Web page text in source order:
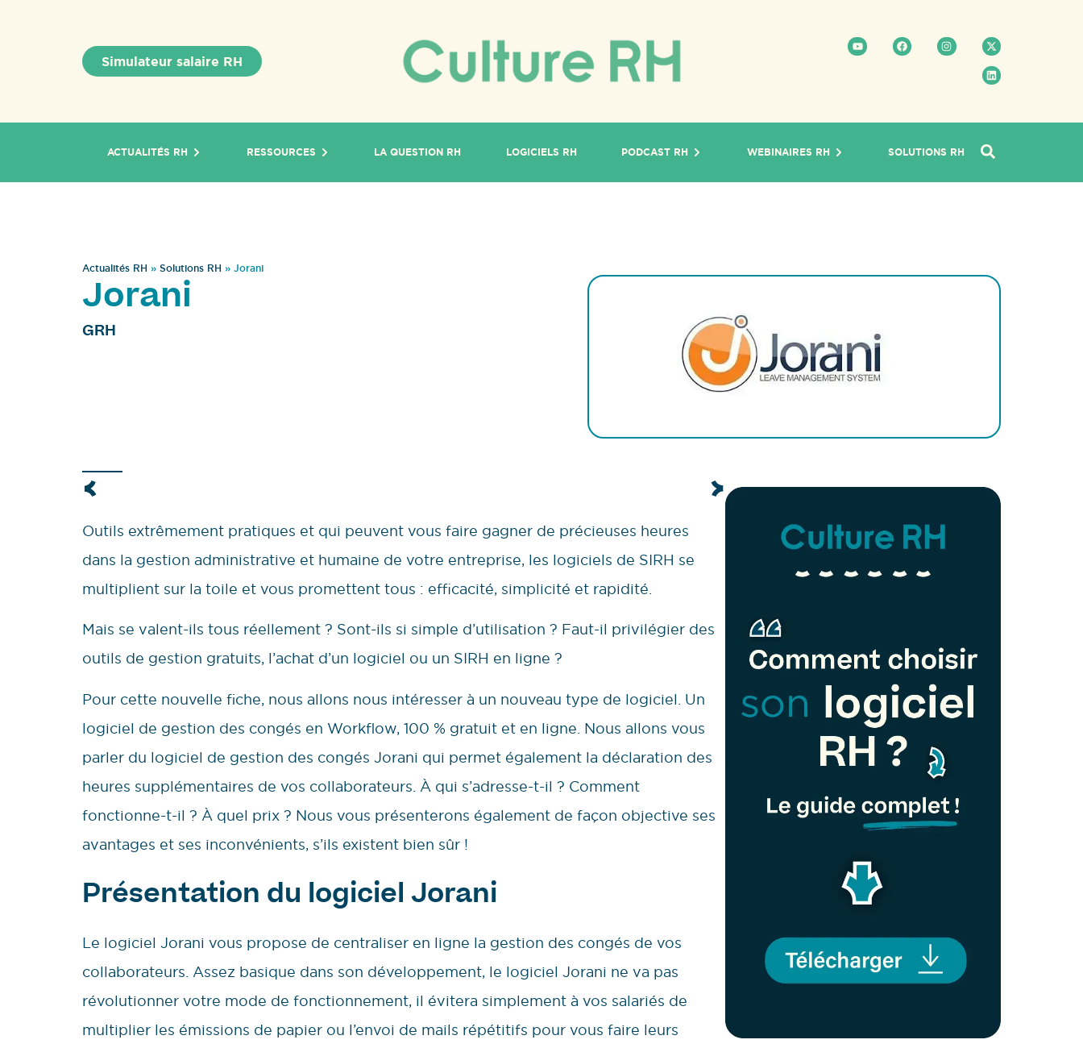
Simulateur salaire RH
ACTUALITÉS RH RESSOURCES LA QUESTION RH LOGICIELS RH PODCAST RH WEBINAIRES RH SOLUTIONS RH
Actualités RH » Solutions RH » Jorani
Jorani
GRH
Outils extrêmement pratiques et qui peuvent vous faire gagner de précieuses heures
dans la gestion administrative et humaine de votre entreprise, les logiciels de SIRH se
multiplient sur la toile et vous promettent tous : efficacité, simplicité et rapidité.
Mais se valent-ils tous réellement ? Sont-ils si simple d’utilisation ? Faut-il privilégier des
outils de gestion gratuits, l’achat d’un logiciel ou un SIRH en ligne ?
Pour cette nouvelle fiche, nous allons nous intéresser à un nouveau type de logiciel. Un
logiciel de gestion des congés en Workflow, 100 % gratuit et en ligne. Nous allons vous
parler du logiciel de gestion des congés Jorani qui permet également la déclaration des
heures supplémentaires de vos collaborateurs. À qui s’adresse-t-il ? Comment
fonctionne-t-il ? À quel prix ? Nous vous présenterons également de façon objective ses
avantages et ses inconvénients, s’ils existent bien sûr !
Présentation du logiciel Jorani
Le logiciel Jorani vous propose de centraliser en ligne la gestion des congés de vos
collaborateurs. Assez basique dans son développement, le logiciel Jorani ne va pas
révolutionner votre mode de fonctionnement, il évitera simplement à vos salariés de
multiplier les émissions de papier ou l’envoi de mails répétitifs pour vous faire leurs